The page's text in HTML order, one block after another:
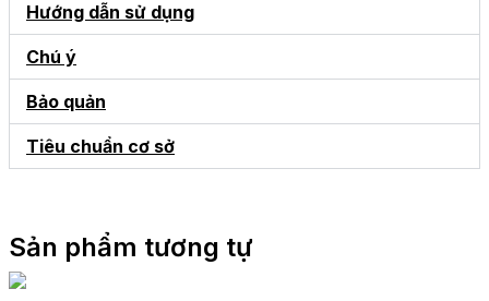
Hướng dẫn sử dụng
Chú ý
Bảo quản
Tiêu chuẩn cơ sở
Sản phẩm tương tự